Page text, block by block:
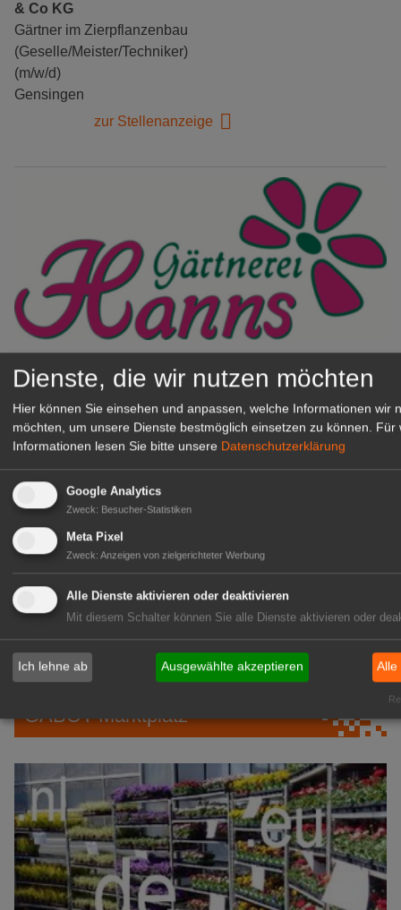
& Co KG
Gärtner im Zierpflanzenbau
(Geselle/Meister/Techniker)
(m/w/d)
Gensingen
zur Stellenanzeige
Gärtnerei Hanns
Mitarbeiter (m/w/d) für unsere
Logistikhalle
Herongen
GABOT Immobilienangebote
1A-Lage, ihre Chance in der
grünen Branche
Repräsentative Immobilie für
IHREN Betrieb!
zur Anzeige
GABOT Marktplatz
Dienste, die wir nutzen möchten
Hier können Sie einsehen und anpassen, welche Informationen wir
möchten, um unsere Dienste bestmöglich einsetzen zu können. Für
Informationen lesen Sie bitte unsere Datenschutzerklärung
Google Analytics
Zweck: Besucher-Statistiken
Meta Pixel
Zweck: Anzeigen von zielgerichteter Werbung
Alle Dienste aktivieren oder deaktivieren
Mit diesem Schalter können Sie alle Dienste aktivieren oder
Ich lehne ab Ausgewählte akzeptieren Alle